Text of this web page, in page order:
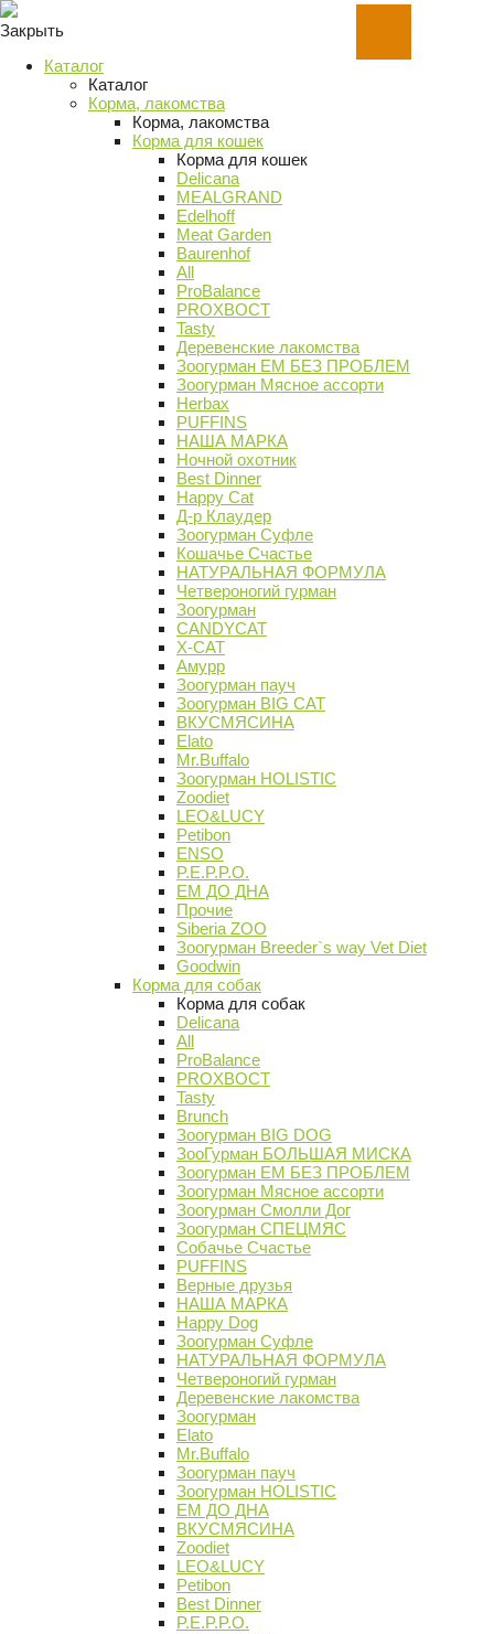
Закрыть
Каталог
Каталог
Корма, лакомства
Корма, лакомства
Корма для кошек
Корма для кошек
Delicana
MEALGRAND
Edelhoff
Meat Garden
Baurenhof
All
ProBalance
PROХВОСТ
Tasty
Деревенские лакомства
Зоогурман ЕМ БЕЗ ПРОБЛЕМ
Зоогурман Мясное ассорти
Herbax
PUFFINS
НАША МАРКА
Ночной охотник
Best Dinner
Happy Cat
Д-р Клаудер
Зоогурман Суфле
Кошачье Счастье
НАТУРАЛЬНАЯ ФОРМУЛА
Четвероногий гурман
Зоогурман
CANDYCAT
X-CAT
Амурр
Зоогурман пауч
Зоогурман BIG CAT
ВКУСМЯСИНА
Elato
Mr.Buffalo
Зоогурман HOLISTIC
Zoodiet
LEO&LUCY
Petibon
ENSO
P.E.P.P.O.
ЕМ ДО ДНА
Прочие
Siberia ZOO
Зоогурман Breeder`s way Vet Diet
Goodwin
Корма для собак
Корма для собак
Delicana
All
ProBalance
PROХВОСТ
Tasty
Brunch
Зоогурман BIG DOG
ЗооГурман БОЛЬШАЯ МИСКА
Зоогурман ЕМ БЕЗ ПРОБЛЕМ
Зоогурман Мясное ассорти
Зоогурман Смолли Дог
Зоогурман СПЕЦМЯС
Собачье Счастье
PUFFINS
Верные друзья
НАША МАРКА
Happy Dog
Зоогурман Суфле
НАТУРАЛЬНАЯ ФОРМУЛА
Четвероногий гурман
Деревенские лакомства
Зоогурман
Elato
Mr.Buffalo
Зоогурман пауч
Зоогурман HOLISTIC
ЕМ ДО ДНА
ВКУСМЯСИНА
Zoodiet
LEO&LUCY
Petibon
Best Dinner
P.E.P.P.O.